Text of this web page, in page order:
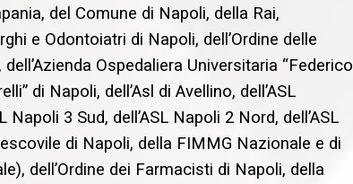
del Comune di Napoli, della Rai,
e Odontoiatri di Napoli, dell’Ordine delle
Ospedaliera Universitaria “Federico
di Napoli, dell’Asl di Avellino, dell’ASL
Napoli 3 Sud, dell’ASL Napoli 2 Nord, dell’ASL
di Napoli, della FIMMG Nazionale e di
dell’Ordine dei Farmacisti di Napoli, della